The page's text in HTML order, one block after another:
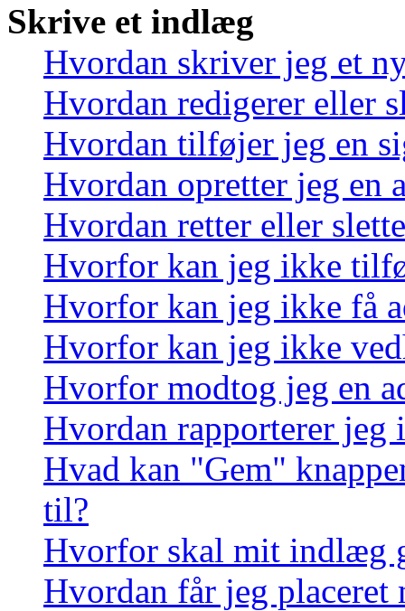
Skrive et indlæg
Hvordan skriver jeg et
Hvordan redigerer eller
Hvordan tilføjer jeg en
Hvordan opretter jeg en
Hvordan retter eller
Hvorfor kan jeg ikke
Hvorfor kan jeg ikke få
Hvorfor kan jeg ikke
Hvorfor modtog jeg en
Hvordan rapporterer
Hvad kan "Gem"
til?
Hvorfor skal mit indlæg
Hvordan får jeg placeret